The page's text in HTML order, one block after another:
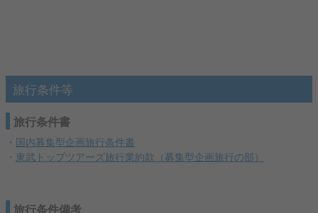
旅行条件等
旅行条件書
・ 国内募集型企画旅行条件書
・ 東武トップツアーズ旅行業約款（募集型企画旅行の部）
旅行条件備考